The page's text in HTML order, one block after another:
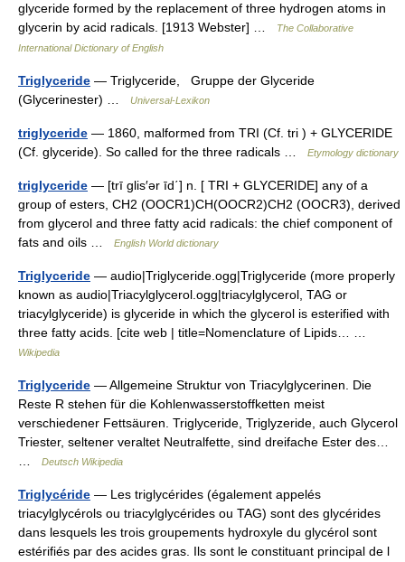
glyceride formed by the replacement of three hydrogen atoms in
glycerin by acid radicals. [1913 Webster] …
The Collaborative
International Dictionary of English
Triglyceride — Triglyceride, Gruppe der Glyceride
(Glycerinester) …
Universal-Lexikon
triglyceride — 1860, malformed from TRI (Cf. tri ) + GLYCERIDE
(Cf. glyceride). So called for the three radicals …
Etymology dictionary
triglyceride — [trī glis′ər īd΄] n. [ TRI + GLYCERIDE] any of a
group of esters, CH2 (OOCR1)CH(OOCR2)CH2 (OOCR3), derived
from glycerol and three fatty acid radicals: the chief component of
fats and oils …
English World dictionary
Triglyceride — audio|Triglyceride.ogg|Triglyceride (more properly
known as audio|Triacylglycerol.ogg|triacylglycerol, TAG or
triacylglyceride) is glyceride in which the glycerol is esterified with
three fatty acids. [cite web | title=Nomenclature of Lipids… …
Wikipedia
Triglyceride — Allgemeine Struktur von Triacylglycerinen. Die
Reste R stehen für die Kohlenwasserstoffketten meist
verschiedener Fettsäuren. Triglyceride, Triglyzeride, auch Glycerol
Triester, seltener veraltet Neutralfette, sind dreifache Ester des…
Deutsch Wikipedia
Triglycéride — Les triglycérides (également appelés
triacylglycérols ou triacylglycérides ou TAG) sont des glycérides
dans lesquels les trois groupements hydroxyle du glycérol sont
estérifiés par des acides gras. Ils sont le constituant principal de l